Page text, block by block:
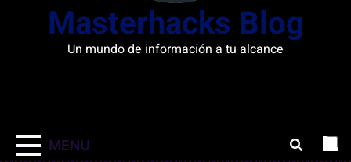
Masterhacks Blog
Un mundo de información a tu alcance
MENU